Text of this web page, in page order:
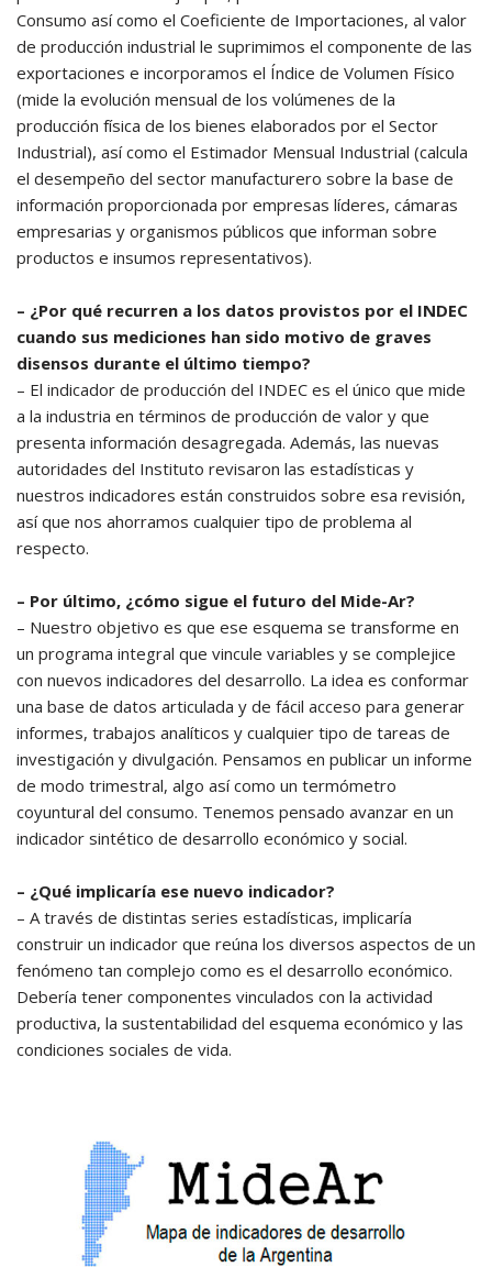
Consumo así como el Coeficiente de Importaciones, al valor
de producción industrial le suprimimos el componente de las
exportaciones e incorporamos el Índice de Volumen Físico
(mide la evolución mensual de los volúmenes de la
producción física de los bienes elaborados por el Sector
Industrial), así como el Estimador Mensual Industrial (calcula
el desempeño del sector manufacturero sobre la base de
información proporcionada por empresas líderes, cámaras
empresarias y organismos públicos que informan sobre
productos e insumos representativos).
– ¿Por qué recurren a los datos provistos por el INDEC
cuando sus mediciones han sido motivo de graves
disensos durante el último tiempo?
– El indicador de producción del INDEC es el único que mide
a la industria en términos de producción de valor y que
presenta información desagregada. Además, las nuevas
autoridades del Instituto revisaron las estadísticas y
nuestros indicadores están construidos sobre esa revisión,
así que nos ahorramos cualquier tipo de problema al
respecto.
– Por último, ¿cómo sigue el futuro del Mide-Ar?
– Nuestro objetivo es que ese esquema se transforme en
un programa integral que vincule variables y se complejice
con nuevos indicadores del desarrollo. La idea es conformar
una base de datos articulada y de fácil acceso para generar
informes, trabajos analíticos y cualquier tipo de tareas de
investigación y divulgación. Pensamos en publicar un informe
de modo trimestral, algo así como un termómetro
coyuntural del consumo. Tenemos pensado avanzar en un
indicador sintético de desarrollo económico y social.
– ¿Qué implicaría ese nuevo indicador?
– A través de distintas series estadísticas, implicaría
construir un indicador que reúna los diversos aspectos de un
fenómeno tan complejo como es el desarrollo económico.
Debería tener componentes vinculados con la actividad
productiva, la sustentabilidad del esquema económico y las
condiciones sociales de vida.